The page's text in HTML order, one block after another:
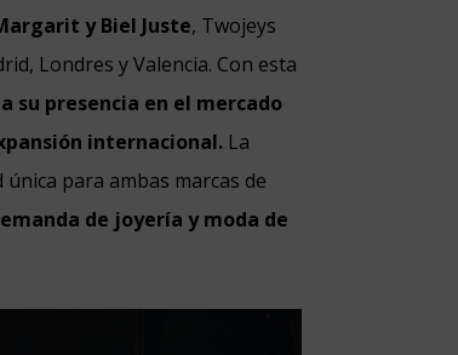
y Biel Juste, Twojeys
Londres y Valencia. Con esta
su presencia en el mercado
internacional. La
para ambas marcas de
de joyería y moda de